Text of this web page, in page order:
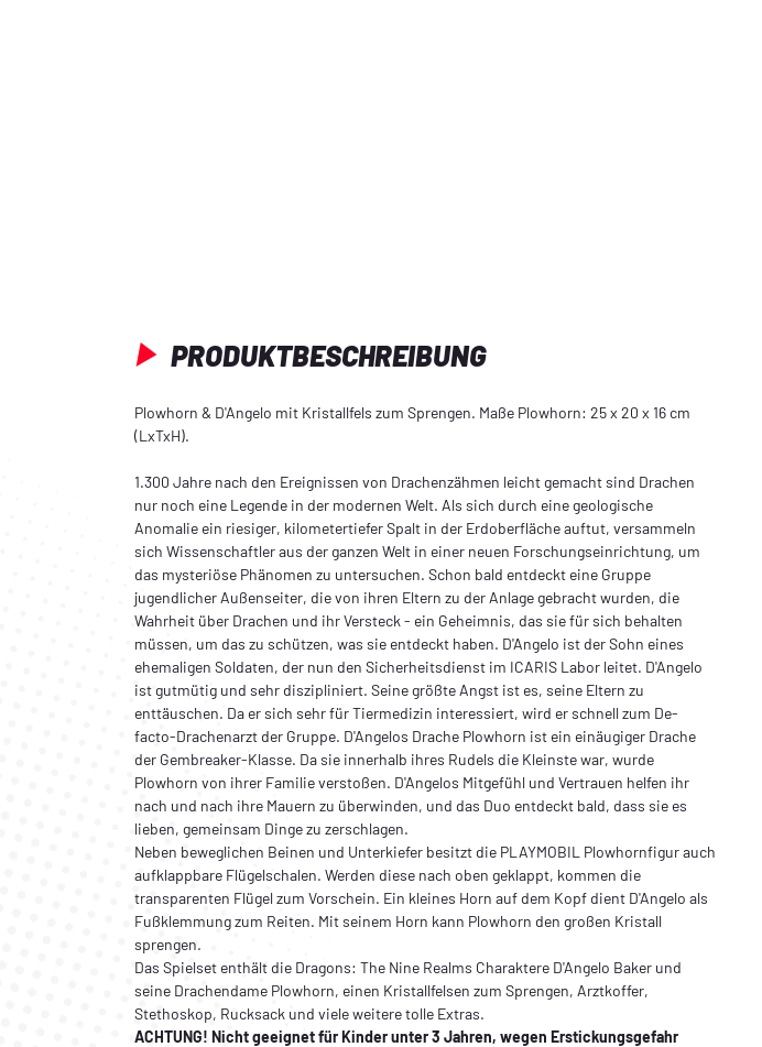
PRODUKTBESCHREIBUNG
Plowhorn & D'Angelo mit Kristallfels zum Sprengen. Maße Plowhorn: 25 x 20 x 16 cm
(LxTxH).
1.300 Jahre nach den Ereignissen von Drachenzähmen leicht gemacht sind Drachen
nur noch eine Legende in der modernen Welt. Als sich durch eine geologische
Anomalie ein riesiger, kilometertiefer Spalt in der Erdoberfläche auftut, versammeln
sich Wissenschaftler aus der ganzen Welt in einer neuen Forschungseinrichtung, um
das mysteriöse Phänomen zu untersuchen. Schon bald entdeckt eine Gruppe
jugendlicher Außenseiter, die von ihren Eltern zu der Anlage gebracht wurden, die
Wahrheit über Drachen und ihr Versteck - ein Geheimnis, das sie für sich behalten
müssen, um das zu schützen, was sie entdeckt haben. D'Angelo ist der Sohn eines
ehemaligen Soldaten, der nun den Sicherheitsdienst im ICARIS Labor leitet. D'Angelo
ist gutmütig und sehr diszipliniert. Seine größte Angst ist es, seine Eltern zu
enttäuschen. Da er sich sehr für Tiermedizin interessiert, wird er schnell zum De-
facto-Drachenarzt der Gruppe. D'Angelos Drache Plowhorn ist ein einäugiger Drache
der Gembreaker-Klasse. Da sie innerhalb ihres Rudels die Kleinste war, wurde
Plowhorn von ihrer Familie verstoßen. D'Angelos Mitgefühl und Vertrauen helfen ihr
nach und nach ihre Mauern zu überwinden, und das Duo entdeckt bald, dass sie es
lieben, gemeinsam Dinge zu zerschlagen.
Neben beweglichen Beinen und Unterkiefer besitzt die PLAYMOBIL Plowhornfigur auch
aufklappbare Flügelschalen. Werden diese nach oben geklappt, kommen die
transparenten Flügel zum Vorschein. Ein kleines Horn auf dem Kopf dient D'Angelo als
Fußklemmung zum Reiten. Mit seinem Horn kann Plowhorn den großen Kristall
sprengen.
Das Spielset enthält die Dragons: The Nine Realms Charaktere D'Angelo Baker und
seine Drachendame Plowhorn, einen Kristallfelsen zum Sprengen, Arztkoffer,
Stethoskop, Rucksack und viele weitere tolle Extras.
ACHTUNG! Nicht geeignet für Kinder unter 3 Jahren, wegen Erstickungsgefahr